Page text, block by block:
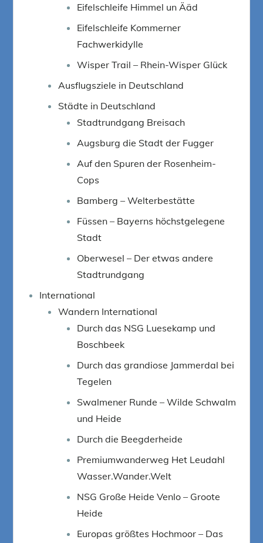
Eifelschleife Himmel un Ääd
Eifelschleife Kommerner
Fachwerkidylle
Wisper Trail – Rhein-Wisper Glück
Ausflugsziele in Deutschland
Städte in Deutschland
Stadtrundgang Breisach
Augsburg die Stadt der Fugger
Auf den Spuren der Rosenheim-
Cops
Bamberg – Welterbestätte
Füssen – Bayerns höchstgelegene
Stadt
Oberwesel – Der etwas andere
Stadtrundgang
International
Wandern International
Durch das NSG Luesekamp und
Boschbeek
Durch das grandiose Jammerdal bei
Tegelen
Swalmener Runde – Wilde Schwalm
und Heide
Durch die Beegderheide
Premiumwanderweg Het Leudahl
Wasser.Wander.Welt
NSG Große Heide Venlo – Groote
Heide
Europas größtes Hochmoor – Das